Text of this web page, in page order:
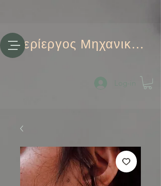
Περίεργος Μηχανικός
Log-in